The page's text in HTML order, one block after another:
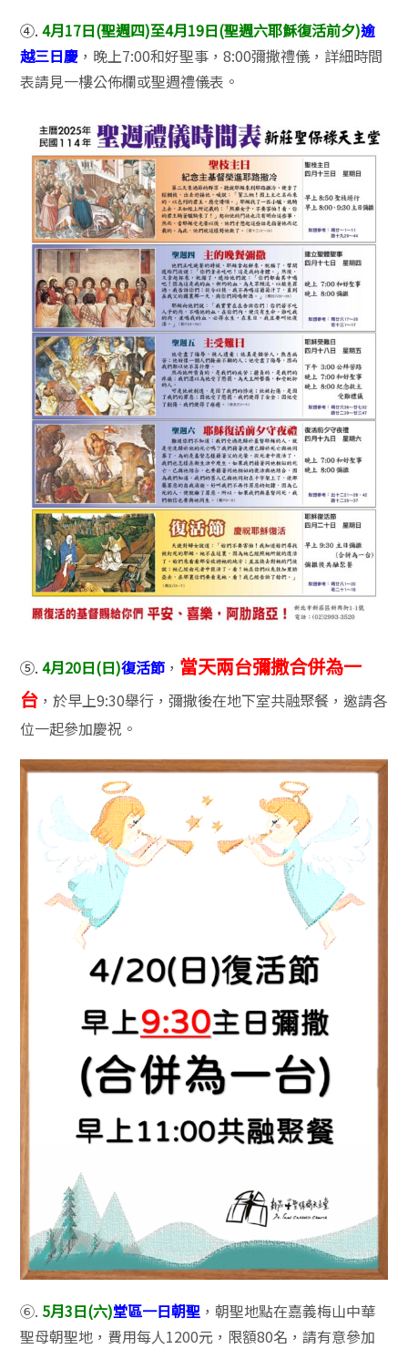
④.4月17日(聖週四)至4月19日(聖週六耶穌復活前夕)逾
越三日慶 ，晚上7:00和好聖事，8:00彌撒禮儀，詳細時間
表請見一樓公佈欄或聖週禮儀表。
⑤.4月20日(日)復活節 ， 當天兩台彌撒合併為一
台 ，於早上9:30舉行，彌撒後在地下室共融聚餐，邀請各
位一起參加慶祝。
⑥. 5月3日(六)堂區一日朝聖 ，朝聖地點在嘉義梅山中華
聖母朝聖地，費用每人1200元，限額80名，請有意參加